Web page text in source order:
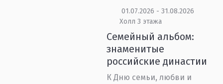
01.07.2026 - 31.08.2026
Холл 3 этажа
Семейный альбом:
знаменитые
российские династии
К Дню семьи, любви и